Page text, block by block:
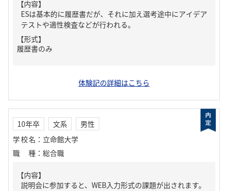
【内容】
ESは基本的に履歴書だが、それに加え選考途中にアイデア
テストや適性検査などが行われる。
【形式】
履歴書のみ
体験記の詳細はこちら
10年卒 文系
男性
学校名 ： 立命館大学
職種 ： 総合職
【内容】
説明会に参加すると、WEB入力形式の課題が出されます。